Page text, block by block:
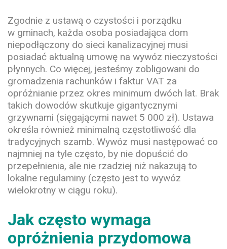
Zgodnie z ustawą o czystości i porządku
w gminach, każda osoba posiadająca dom
niepodłączony do sieci kanalizacyjnej musi
posiadać aktualną umowę na wywóz nieczystości
płynnych. Co więcej, jesteśmy zobligowani do
gromadzenia rachunków i faktur VAT za
opróżnianie przez okres minimum dwóch lat. Brak
takich dowodów skutkuje gigantycznymi
grzywnami (sięgającymi nawet 5 000 zł). Ustawa
określa również minimalną częstotliwość dla
tradycyjnych szamb. Wywóz musi następować co
najmniej na tyle często, by nie dopuścić do
przepełnienia, ale nie rzadziej niż nakazują to
lokalne regulaminy (często jest to wywóz
wielokrotny w ciągu roku).
Jak często wymaga
opróżnienia przydomowa